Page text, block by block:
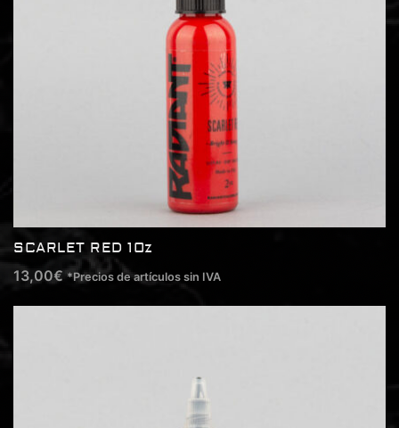
SCARLET RED 1Oz
13,00€ *Precios de artículos sin IVA